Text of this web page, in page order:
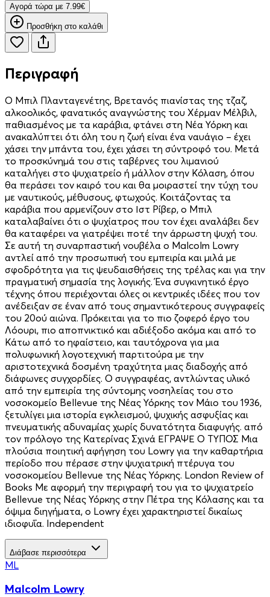
Aγορά τώρα με 7.99€
Προσθήκη στο καλάθι
Περιγραφή
O Μπιλ Πλανταγενέτης, Βρετανός πιανίστας της τζαζ,
αλκοολικός, φανατικός αναγνώστης του Χέρμαν Μέλβιλ,
παθιασμένος με τα καράβια, φτάνει στη Νέα Υόρκη και
ανακαλύπτει ότι όλη του η ζωή είναι ένα ναυάγιο – έχει
χάσει την μπάντα του, έχει χάσει τη σύντροφό του. Μετά
το προσκύνημά του στις ταβέρνες του λιμανιού
καταλήγει στο ψυχιατρείο ή μάλλον στην Κόλαση, όπου
θα περάσει τον καιρό του και θα μοιραστεί την τύχη του
με ναυτικούς, μέθυσους, φτωχούς. Κοιτάζοντας τα
καράβια που αρμενίζουν στο Ιστ Ρίβερ, ο Μπιλ
καταλαβαίνει ότι ο ψυχίατρος που τον έχει αναλάβει δεν
θα καταφέρει να γιατρέψει ποτέ την άρρωστη ψυχή του.
Σε αυτή τη συναρπαστική νουβέλα ο Malcolm Lowry
αντλεί από την προσωπική του εμπειρία και μιλά με
σφοδρότητα για τις ψευδαισθήσεις της τρέλας και για την
πραγματική σημασία της λογικής. Ένα συγκινητικό έργο
τέχνης όπου περιέχονται όλες οι κεντρικές ιδέες που τον
ανέδειξαν σε έναν από τους σημαντικότερους συγγραφείς
του 20ού αιώνα. Πρόκειται για το πιο ζοφερό έργο του
Λόουρι, πιο αποπνικτικό και αδιέξοδο ακόμα και από το
Κάτω από το ηφαίστειο, και ταυτόχρονα για μια
πολυφωνική λογοτεχνική παρτιτούρα με την
αριστοτεχνικά δοσμένη τραχύτητα μιας διαδοχής από
διάφωνες συγχορδίες. Ο συγγραφέας, αντλώντας υλικό
από την εμπειρία της σύντομης νοσηλείας του στο
νοσοκομείο Bellevue της Νέας Υόρκης τον Μάιο του 1936,
ξετυλίγει μια ιστορία εγκλεισμού, ψυχικής ασφυξίας και
πνευματικής αδυναμίας χωρίς δυνατότητα διαφυγής. από
τον πρόλογο της Κατερίνας Σχινά ΕΓΡΑΨΕ Ο ΤΥΠΟΣ Μια
πλούσια ποιητική αφήγηση του Lowry για την καθαρτήρια
περίοδο που πέρασε στην ψυχιατρική πτέρυγα του
νοσοκομείου Bellevue της Νέας Υόρκης. London Review of
Books Με αφορμή την περιγραφή του για το ψυχιατρείο
Bellevue της Νέας Υόρκης στην Πέτρα της Κόλασης και τα
όψιμα διηγήματα, ο Lowry έχει χαρακτηριστεί δικαίως
ιδιοφυΐα. Independent
Διάβασε περισσότερα
ML
Malcolm Lowry